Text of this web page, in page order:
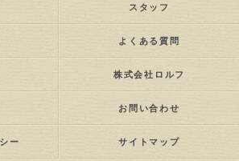
スタッフ
よくある質問
株式会社ロルフ
お問い合わせ
ー サイトマップ